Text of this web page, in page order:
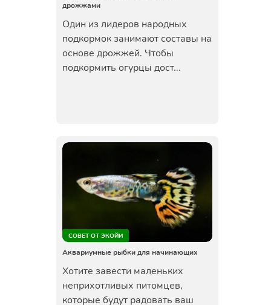
дрожжами
Один из лидеров народных
подкормок занимают составы на
основе дрожжей. Чтобы
подкормить огурцы дост...
СОВЕТ ОТ ЭКОЙИ
Аквариумные рыбки для начинающих
Хотите завести маленьких
неприхотливых питомцев,
которые будут радовать ваш